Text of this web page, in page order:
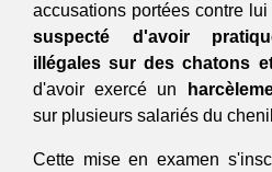
suspecté d'avoir
illégales sur des chatons
d'avoir exercé un
sur plusieurs salariés du
Cette mise en examen